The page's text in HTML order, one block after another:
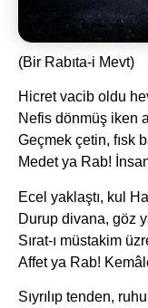
(Bir Rabıta-i Mevt)
Hicret vacib oldu
Nefis dönmüş iken
Geçmek çetin, fısk
Medet ya Rab!
Ecel yaklaştı, kul
Durup divana, göz
Sırat-ı müstakim
Affet ya Rab!
Sıyrılıp tenden,